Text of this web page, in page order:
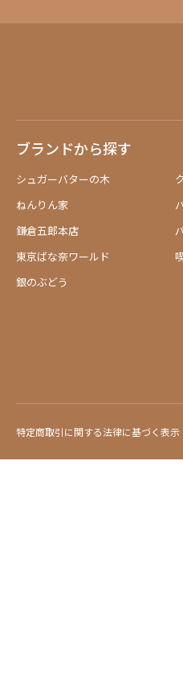
ブランドから探す
シュガーバターの木
ねんりん家
鎌倉五郎本店
東京ばな奈ワールド
銀のぶどう
特定商取引に関する法律に基づく表示